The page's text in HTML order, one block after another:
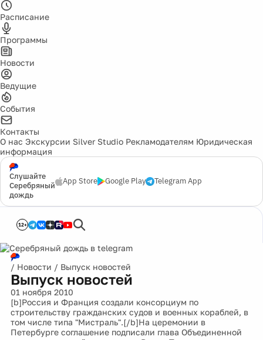
Расписание
Программы
Новости
Ведущие
События
Контакты
О нас Экскурсии Silver Studio Рекламодателям Юридическая
информация
Слушайте
Серебряный
дождь
App Store Google Play Telegram App
12+
/ Новости / Выпуск новостей
Выпуск новостей
01 ноября 2010
[b]Россия и Франция создали консорциум по
строительству гражданских судов и военных кораблей, в
том числе типа "Мистраль".[/b]На церемонии в
Петербурге соглашение подписали глава Объединенной